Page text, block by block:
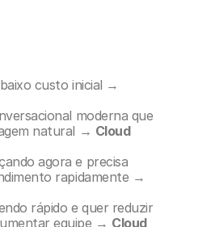
moderna que
natural → Cloud
agora e precisa
rápido e quer reduzir
equipe → Cloud